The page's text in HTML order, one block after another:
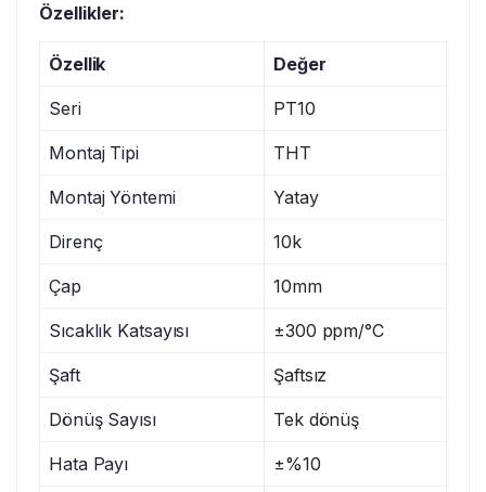
Özellikler:
Özellik Değer
Seri PT10
Montaj Tipi THT
Montaj Yöntemi Yatay
Direnç 10k
Çap 10mm
Sıcaklık Katsayısı ±300 ppm/°C
Şaft Şaftsız
Dönüş Sayısı Tek dönüş
Hata Payı ±%10